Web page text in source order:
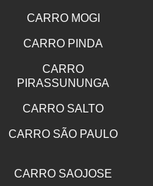
CARRO MOGI
CARRO PINDA
CARRO
PIRASSUNUNGA
CARRO SALTO
CARRO SÃO PAULO
CARRO SAOJOSE